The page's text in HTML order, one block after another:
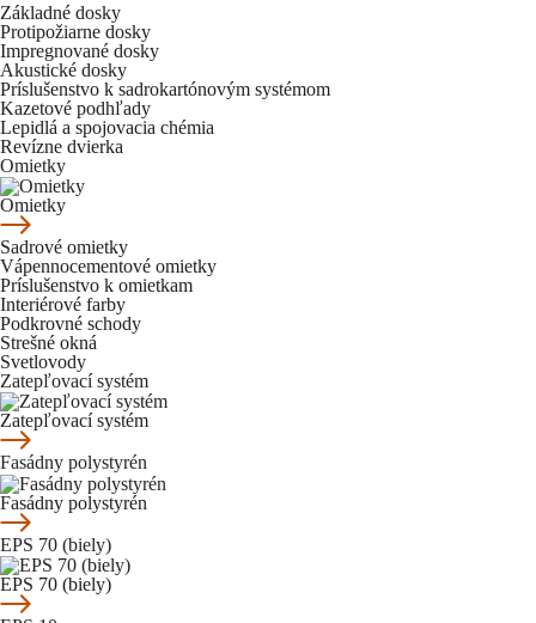
Základné dosky
Protipožiarne dosky
Impregnované dosky
Akustické dosky
Príslušenstvo k sadrokartónovým systémom
Kazetové podhľady
Lepidlá a spojovacia chémia
Revízne dvierka
Omietky
Omietky
Sadrové omietky
Vápennocementové omietky
Príslušenstvo k omietkam
Interiérové farby
Podkrovné schody
Strešné okná
Svetlovody
Zatepľovací systém
Zatepľovací systém
Fasádny polystyrén
Fasádny polystyrén
EPS 70 (biely)
EPS 70 (biely)